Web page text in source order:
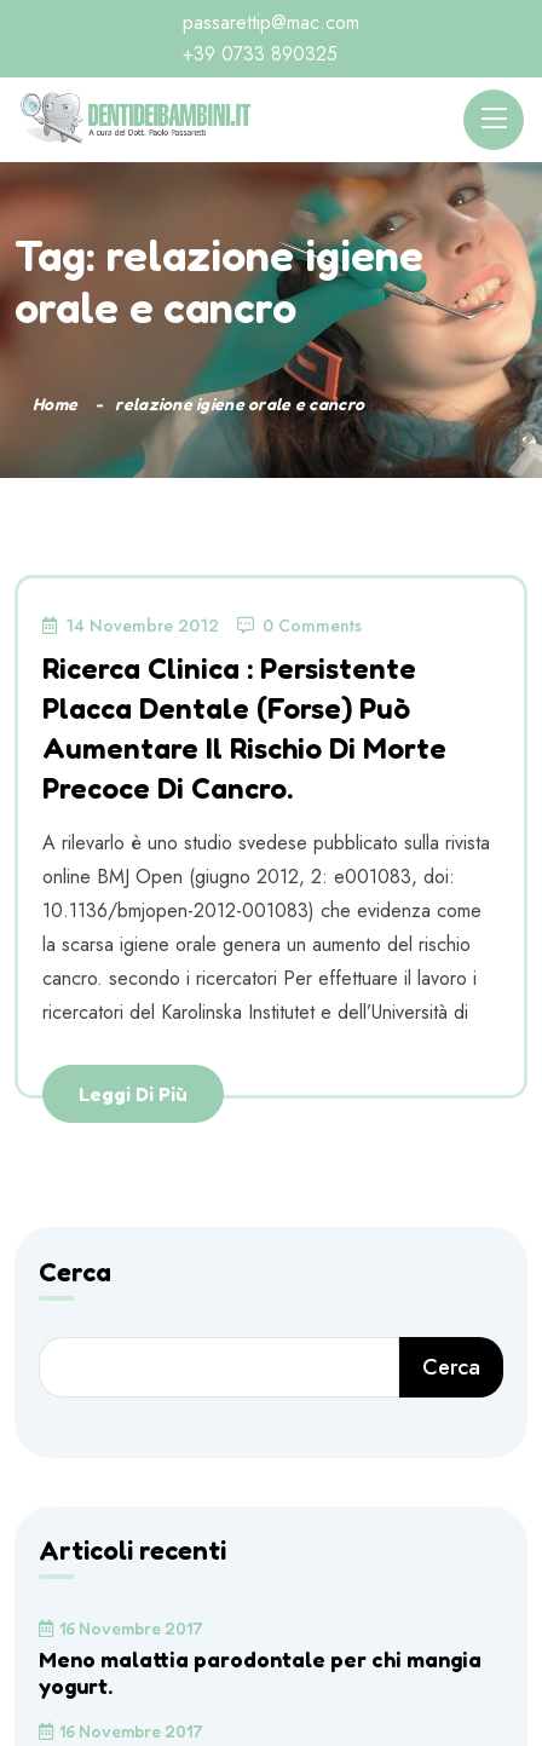
passarettip@mac.com
+39 0733 890325
Tag: relazione igiene
orale e cancro
Home relazione igiene orale e cancro
14 Novembre 2012 0 Comments
Ricerca Clinica : Persistente
Placca Dentale (forse) Può
Aumentare Il Rischio Di Morte
Precoce Di Cancro.
A rilevarlo è uno studio svedese pubblicato sulla rivista
online BMJ Open (giugno 2012, 2: e001083, doi:
10.1136/bmjopen-2012-001083) che evidenza come
la scarsa igiene orale genera un aumento del rischio
cancro. secondo i ricercatori Per effettuare il lavoro i
ricercatori del Karolinska Institutet e dell’Università di
Leggi Di Più
Cerca
Cerca
Articoli recenti
16 Novembre 2017
Meno malattia parodontale per chi mangia
yogurt.
16 Novembre 2017